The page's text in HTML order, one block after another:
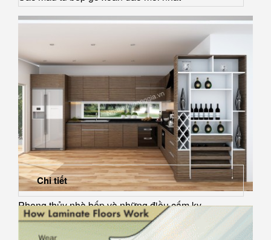
Phong thủy nhà bếp và những điều cấm kỵ
Chi tiết